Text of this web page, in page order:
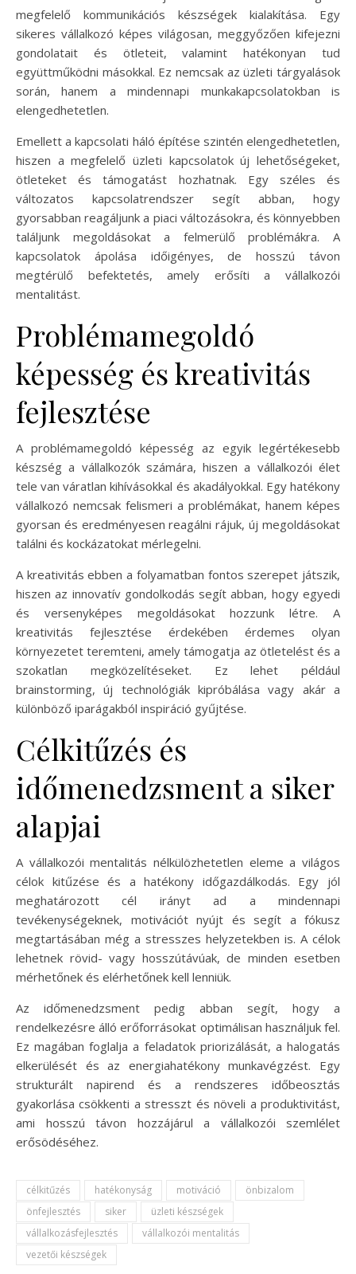
megfelelő kommunikációs készségek kialakítása. Egy
sikeres vállalkozó képes világosan, meggyőzően kifejezni
gondolatait és ötleteit, valamint hatékonyan tud
együttműködni másokkal. Ez nemcsak az üzleti tárgyalások
során, hanem a mindennapi munkakapcsolatokban is
elengedhetetlen.
Emellett a kapcsolati háló építése szintén elengedhetetlen,
hiszen a megfelelő üzleti kapcsolatok új lehetőségeket,
ötleteket és támogatást hozhatnak. Egy széles és
változatos kapcsolatrendszer segít abban, hogy
gyorsabban reagáljunk a piaci változásokra, és könnyebben
találjunk megoldásokat a felmerülő problémákra. A
kapcsolatok ápolása időigényes, de hosszú távon
megtérülő befektetés, amely erősíti a vállalkozói
mentalitást.
Problémamegoldó
képesség és kreativitás
fejlesztése
A problémamegoldó képesség az egyik legértékesebb
készség a vállalkozók számára, hiszen a vállalkozói élet
tele van váratlan kihívásokkal és akadályokkal. Egy hatékony
vállalkozó nemcsak felismeri a problémákat, hanem képes
gyorsan és eredményesen reagálni rájuk, új megoldásokat
találni és kockázatokat mérlegelni.
A kreativitás ebben a folyamatban fontos szerepet játszik,
hiszen az innovatív gondolkodás segít abban, hogy egyedi
és versenyképes megoldásokat hozzunk létre. A
kreativitás fejlesztése érdekében érdemes olyan
környezetet teremteni, amely támogatja az ötletelést és a
szokatlan megközelítéseket. Ez lehet például
brainstorming, új technológiák kipróbálása vagy akár a
különböző iparágakból inspiráció gyűjtése.
Célkitűzés és
időmenedzsment a siker
alapjai
A vállalkozói mentalitás nélkülözhetetlen eleme a világos
célok kitűzése és a hatékony időgazdálkodás. Egy jól
meghatározott cél irányt ad a mindennapi
tevékenységeknek, motivációt nyújt és segít a fókusz
megtartásában még a stresszes helyzetekben is. A célok
lehetnek rövid- vagy hosszútávúak, de minden esetben
mérhetőnek és elérhetőnek kell lenniük.
Az időmenedzsment pedig abban segít, hogy a
rendelkezésre álló erőforrásokat optimálisan használjuk fel.
Ez magában foglalja a feladatok priorizálását, a halogatás
elkerülését és az energiahatékony munkavégzést. Egy
strukturált napirend és a rendszeres időbeosztás
gyakorlása csökkenti a stresszt és növeli a produktivitást,
ami hosszú távon hozzájárul a vállalkozói szemlélet
erősödéséhez.
célkitűzés hatékonyság motiváció
önbizalom
önfejlesztés
siker
üzleti készségek
vállalkozásfejlesztés
vállalkozói mentalitás
vezetői készségek